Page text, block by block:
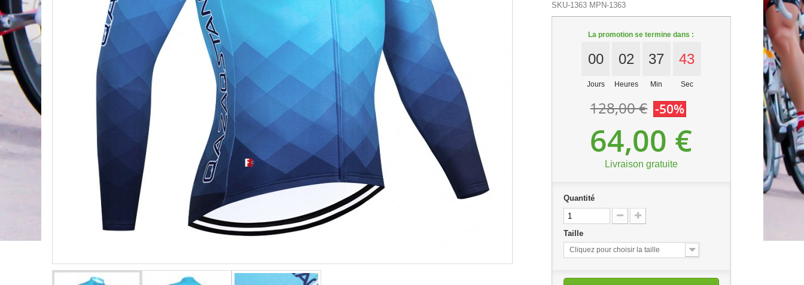
SKU-1363 MPN-1363
La promotion se termine dans :
00
Jours
02
Heures
37
Min
42
Sec
128,00 € -50%
64,00 €
Livraison gratuite
Quantité
Taille
Cliquez pour choisir la taille